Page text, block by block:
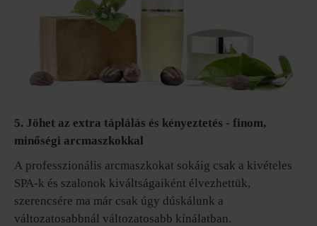
5. Jöhet az extra táplálás és kényeztetés - finom,
minőségi arcmaszkokkal
A professzionális arcmaszkokat sokáig csak a kivételes
SPA-k és szalonok kiváltságaiként élvezhettük,
szerencsére ma már csak úgy dúskálunk a
változatosabbnál változatosabb kínálatban.